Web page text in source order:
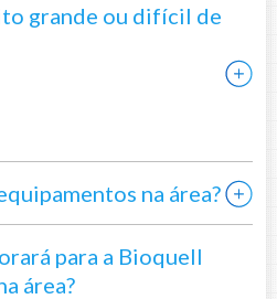
grande ou difícil de
na área?
para a Bioquell
área?